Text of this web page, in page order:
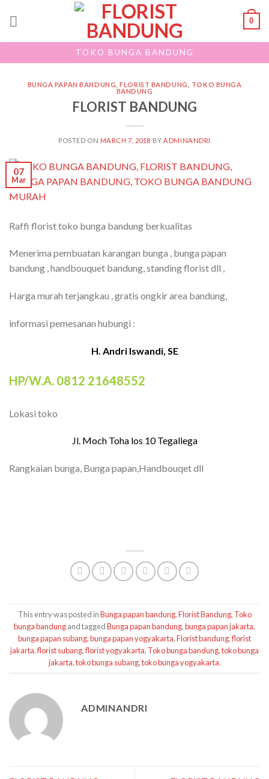
0
TOKO BUNGA BANDUNG
BUNGA PAPAN BANDUNG ,FLORIST BANDUNG
TOKO BUNGA
BANDUNG
FLORIST BANDUNG
POSTED ON MARCH 7, 2018 BY ADMINANDRI
07
Mar
Raffi florist toko bunga bandung berkualitas
Menerima pembuatan karangan bunga , bunga papan
bandung , handbouquet bandung, standing florist dll ,
Harga murah terjangkau , gratis ongkir area bandung,
informasi pemesanan hubungi :
H. Andri Iswandi, SE
HP/W.A. 0812 21648552
Lokasi toko
Jl. Moch Toha los 10 Tegallega
Rangkaian bunga, Bunga papan,Handbouqet dll
This entry was posted inBunga papan bandung,Florist Bandung, Toko
bunga bandungand taggedBunga papan bandung,bunga papan jakarta,
bunga papan subang,bunga papan yogyakarta,Florist bandung,florist
jakarta,florist subang,florist yogyakarta, Toko bunga bandung,toko bunga
jakarta,toko bunga subang,toko bunga yogyakarta.
ADMINANDRI